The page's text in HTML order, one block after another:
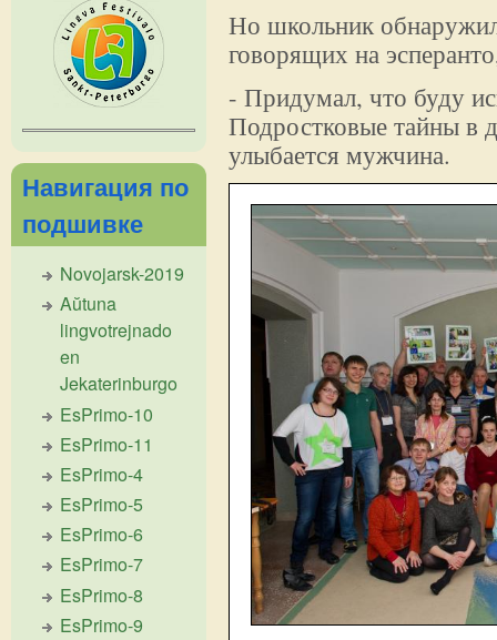
Но школьник
говорящих на
- Придумал, что буду
Подростковые тайны в
улыбается мужчина.
Навигация по
подшивке
Novojarsk-2019
Aŭtuna
lingvotrejnado
en
Jekaterinburgo
EsPrimo-10
EsPrimo-11
EsPrimo-4
EsPrimo-5
EsPrimo-6
EsPrimo-7
EsPrimo-8
EsPrimo-9